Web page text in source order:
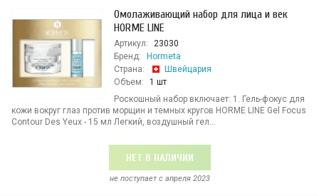
Омолаживающий набор для лица и век
HORME LINE
Артикул:
23030
Бренд:
Hormeta
Страна:
Швейцария
Объем:
1 шт
Роскошный набор включает: 1. Гель-фокус для
кожи вокруг глаз против морщин и темных кругов HORME LINE Gel Focus
Contour Des Yeux - 15 мл Легкий, воздушный гел...
НЕТ В НАЛИЧИИ
не поступает c апреля 2023